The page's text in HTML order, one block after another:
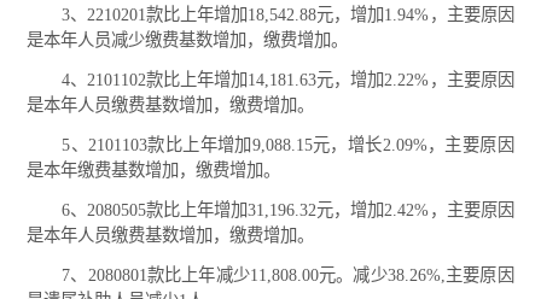
3、2210201款比上年增加18,542.88元，增加1.94%，主要原因
是本年人员减少缴费基数增加，缴费增加。
4、2101102款比上年增加14,181.63元，增加2.22%，主要原因
是本年人员缴费基数增加，缴费增加。
5、2101103款比上年增加9,088.15元，增长2.09%，主要原因
是本年缴费基数增加，缴费增加。
6、2080505款比上年增加31,196.32元，增加2.42%，主要原因
是本年人员缴费基数增加，缴费增加。
7、2080801款比上年减少11,808.00元。减少38.26%,主要原因